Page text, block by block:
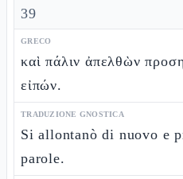
39
GRECO
καὶ πάλιν ἀπελθὼν
εἰπών.
TRADUZIONE GNOSTICA
Si allontanò di nuovo e
parole.